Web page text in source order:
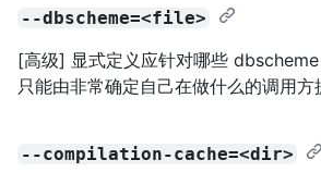
--dbscheme=<file>
[高级] 显式定义应针对哪些
只能由非常确定自己在做什么的调用方
--compilation-cache=<dir>